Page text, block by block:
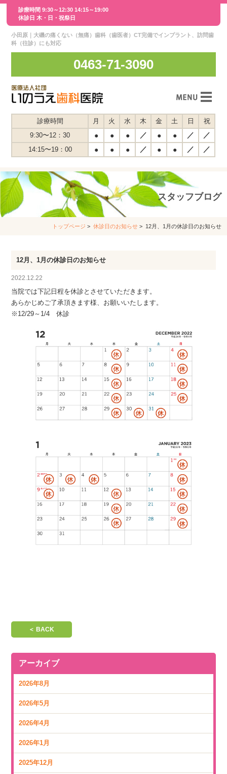
診療時間 9:30～12:30 14:15～19:00
休診日 木・日・祝祭日
小田原｜大磯の痛くない（無痛）歯科（歯医者）CT完備でインプラント、訪問歯
科（往診）にも対応
0463-71-3090
スタッフ紹介
医院紹介
交通案内
スタッフインタビュー
診療案内
診療時間 月 火 水 木 金 土 日
祝
9:30〜12：30
● ● ● ／ ● ● ／ ／
14:15〜19：00 ● ● ● ／ ● ● ／ ／
スタッフブログ
トップページ > 休診日のお知らせ> 12月、1月の休診日のお知らせ
12月、1月の休診日のお知らせ
2022.12.22
当院では下記日程を休診とさせていただきます。
あらかじめご了承頂きます様、お願いいたします。
※12/29～1/4 休診
＜ BACK
アーカイブ
2026年8月
2026年5月
2026年4月
2026年1月
2025年12月